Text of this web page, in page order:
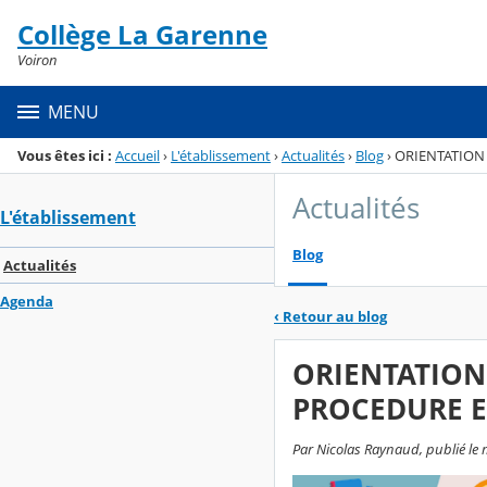
Menu de la rubrique
Contenu
Collège La Garenne
Voiron
MENU
Vous êtes ici : Accueil› L'établissement›Actualités› Blog›
L'établissement
Actualités
Agenda
Actualités
Blog
‹ Retour au blog
PROCEDURE
Par Nicolas Raynaud, publié le